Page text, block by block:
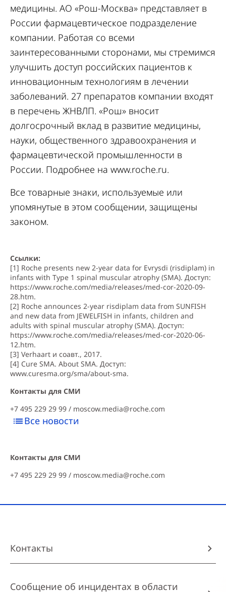
медицины. АО «Рош-Москва» представляет в
России фармацевтическое подразделение
компании. Работая со всеми
заинтересованными сторонами, мы стремимся
улучшить доступ российских пациентов к
инновационным технологиям в лечении
заболеваний. 27 препаратов компании входят
в перечень ЖНВЛП. «Рош» вносит
долгосрочный вклад в развитие медицины,
науки, общественного здравоохранения и
фармацевтической промышленности в
России. Подробнее на www.roche.ru.
Все товарные знаки, используемые или
упомянутые в этом сообщении, защищены
законом.
Ссылки:
[1] Roche presents new 2-year data for Evrysdi (risdiplam) in
infants with Type 1 spinal muscular atrophy (SMA). Доступ:
https://www.roche.com/media/releases/med-cor-2020-09-
28.htm.
[2] Roche announces 2-year risdiplam data from SUNFISH
and new data from JEWELFISH in infants, children and
adults with spinal muscular atrophy (SMA). Доступ:
https://www.roche.com/media/releases/med-cor-2020-06-
12.htm.
[3] Verhaart и соавт., 2017.
[4] Cure SMA. About SMA. Доступ:
www.curesma.org/sma/about-sma.
Контакты для СМИ
+7 495 229 29 99 / moscow.media@roche.com
Все новости
Контакты для СМИ
+7 495 229 29 99 / moscow.media@roche.com
Контакты
Сообщение об инцидентах в области